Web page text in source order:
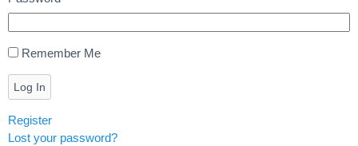
Remember Me
Log In
Register
Lost your password?